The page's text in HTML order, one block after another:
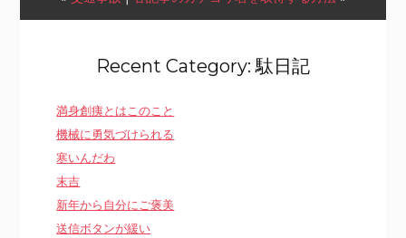
Recent Category: 駄日記
満身創痍とはこのこと
機械に勇気づけられる
寒いんだわ
末吉
新年から自分にご褒美
送信ボタンが緩い